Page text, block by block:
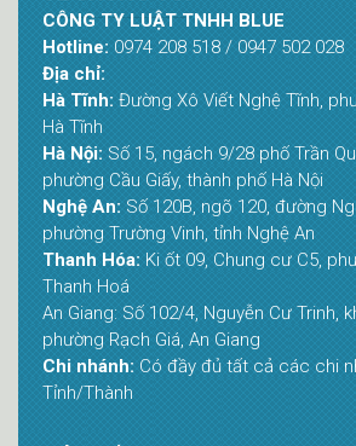
CÔNG TY LUẬT TNHH BLUE
Hotline: 0974 208 518 / 0947 502 028
Địa chỉ:
Hà Tĩnh: Đường Xô Viết Nghệ Tĩnh,
Hà Tĩnh
Hà Nội: Số 15, ngách 9/28 phố Trần
phường Cầu Giấy, thành phố Hà Nội
Nghệ An: Số 120B, ngõ 120, đường
phường Trường Vinh, tỉnh Nghệ An
Thanh Hóa: Ki ốt 09, Chung cư C5,
Thanh Hoá
An Giang: Số 102/4, Nguyễn Cư Trinh,
phường Rạch Giá, An Giang
Chi nhánh: Có đầy đủ tất cả các chi
Tỉnh/Thành